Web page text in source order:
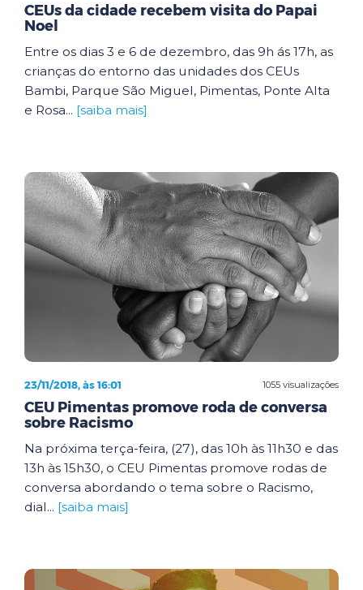
CEUs da cidade recebem visita do Papai
Noel
Entre os dias 3 e 6 de dezembro, das 9h ás 17h, as
crianças do entorno das unidades dos CEUs
Bambi, Parque São Miguel, Pimentas, Ponte Alta
e Rosa... [saiba mais]
1055 visualizações
23/11/2018, às 16:01
CEU Pimentas promove roda de conversa
sobre Racismo
Na próxima terça-feira, (27), das 10h às 11h30 e das
13h às 15h30, o CEU Pimentas promove rodas de
conversa abordando o tema sobre o Racismo,
dial... [saiba mais]